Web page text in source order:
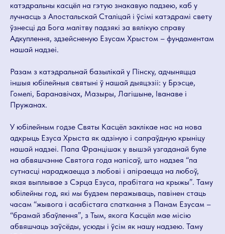
катэдральны касцёл на гэтую знакавую падзею, каб у
лучнасць з Апостальскай Сталіцай і ўсімі катэдрамі свету
ўзнесці да Бога малітву падзякі за вялікую справу
Адкуплення, здзейсненую Езусам Хрыстом – фундаментам
нашай надзеі.
Разам з катэдральнай базылікай у Пінску, адчыняцца
іншыя юбілейныя святыні ў нашай дыяцэзіі: у Брэсце,
Гомелі, Баранавічах, Мазыры, Лагішыне, Іванаве і
Пружанах.
У юбілейным годзе Святы Касцёл заклікае нас на нова
адкрыць Езуса Хрыста як адзіную і сапраўдную крыніцу
нашай надзеі. Папа Францішак у вышэй узгаданай буле
на абвяшчэнне Святога года напісаў, што надзея “па
сутнасці нараджаецца з любові і апіраецца на любоў,
якая выплывае з Сэрца Езуса, прабітага на крыжы”. Таму
юбілейны год, які мы будзем перажываць, павінен стаць
часам “жывога і асабістага спаткання з Панам Езусам –
“брамай збаўлення”, з Тым, якога Касцёл мае місію
абвяшчаць заўсёды, усюды і ўсім як нашу надзею. Таму